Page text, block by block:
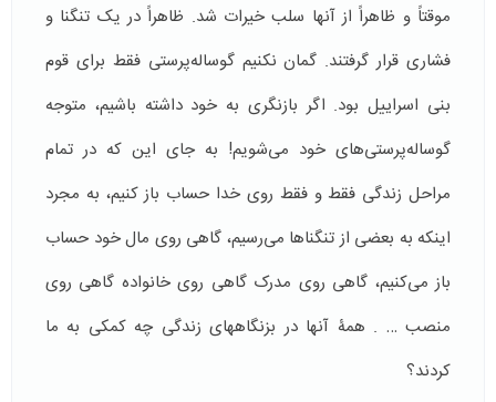
موقتاً و ظاهراً از آنها سلب خیرات شد. ظاهراً در یک تنگنا و
فشاری قرار گرفتند. گمان نکنیم گوساله‌پرستی فقط برای قوم
بنی اسراییل بود. اگر بازنگری به خود داشته باشیم، متوجه
گوساله‌پرستی‌های خود می‌شویم! به جای این که در تمام
مراحل زندگی فقط و فقط روی خدا حساب باز کنیم، به مجرد
اینکه به بعضی از تنگناها می‌رسیم، گاهی روی مال خود حساب
باز می‌کنیم، گاهی روی مدرک گاهی روی خانواده گاهی روی
منصب … . همۀ آنها در بزنگاههای زندگی چه کمکی به ما
کردند؟